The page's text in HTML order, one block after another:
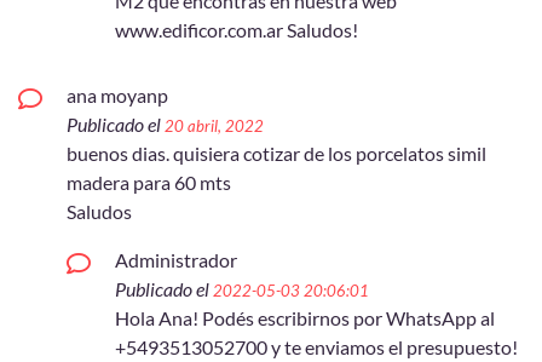
www.edificor.com.ar Saludos!
ana moyanp
Publicado el 20 abril, 2022
buenos dias. quisiera cotizar de los porcelatos simil
madera para 60 mts
Saludos
Administrador
Publicado el 2022-05-03 20:06:01
Hola Ana! Podés escribirnos por WhatsApp al
+5493513052700 y te enviamos el presupuesto!